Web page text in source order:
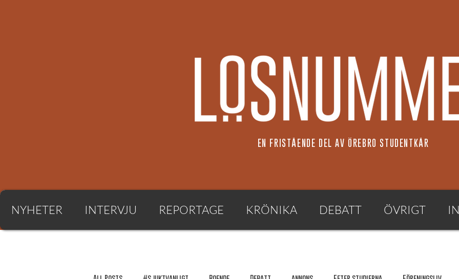
EN FRISTÅENDE DEL AV ÖREBRO STUDENTKÅR
NYHETER INTERVJU REPORTAGE KRÖNIKA DEBATT ÖVRIGT